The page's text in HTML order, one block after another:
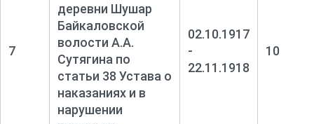
7
деревни Шушар
Байкаловской
волости А.А.
Сутягина по
статьи 38 Устава о
наказаниях и в
нарушении
02.10.1917
-
22.11.1918
10